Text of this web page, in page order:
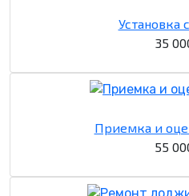
Установка
35
Приемка и
55